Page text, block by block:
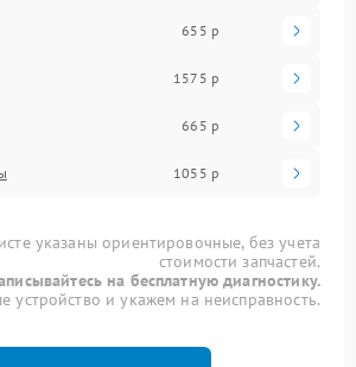
655 р
1575 р
665 р
1055 р
указаны ориентировочные, без учета
стоимости запчастей.
на бесплатную диагностику.
и укажем на неисправность.